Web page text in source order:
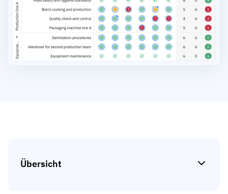
Schulungseffektivität
Compliance-Dashboards
Prognosen & Trends
Vista
19. März 2026
Übersicht